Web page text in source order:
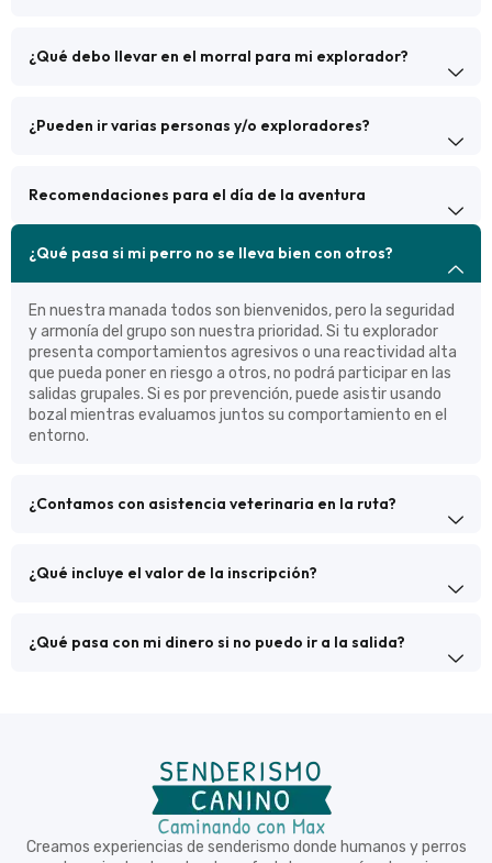
¿Qué debo llevar en el morral para mi explorador?
¿Pueden ir varias personas y/o exploradores?
Recomendaciones para el día de la aventura
¿Qué pasa si mi perro no se lleva bien con otros?
En nuestra manada todos son bienvenidos, pero la seguridad
y armonía del grupo son nuestra prioridad. Si tu explorador
presenta comportamientos agresivos o una reactividad alta
que pueda poner en riesgo a otros, no podrá participar en las
salidas grupales. Si es por prevención, puede asistir usando
bozal mientras evaluamos juntos su comportamiento en el
entorno.
¿Contamos con asistencia veterinaria en la ruta?
¿Qué incluye el valor de la inscripción?
¿Qué pasa con mi dinero si no puedo ir a la salida?
Creamos experiencias de senderismo donde humanos y perros